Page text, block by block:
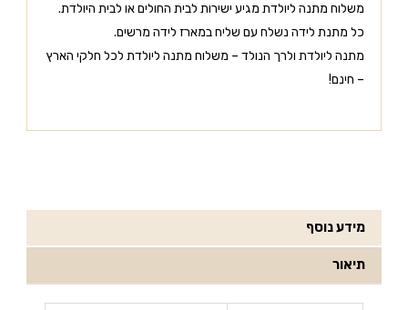
משלוח מתנה ליולדת מגיע ישירות לבית החולים או לבית היולדת.
כל מתנת לידה נשלח עם שליח במארז לידה מרשים.
מתנה ליולדת ולרך הנולד – משלוח מתנה ליולדת לכל חלקי הארץ
– חינם!
מידע נוסף
תיאור